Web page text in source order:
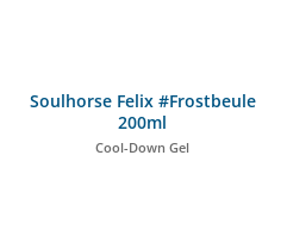
Soulhorse Felix #Frostbeule
200ml
Cool-Down Gel